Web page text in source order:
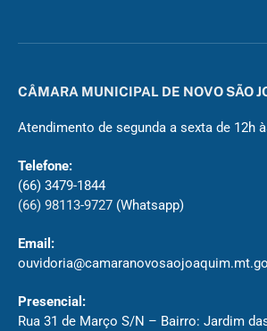
CÂMARA MUNICIPAL DE NOVO SÃO
Atendimento de segunda a sexta de 12h
Telefone:
(66) 3479-1844
(66) 98113-9727 (Whatsapp)
Email:
Presencial:
Rua 31 de Março S/N – Bairro: Jardim